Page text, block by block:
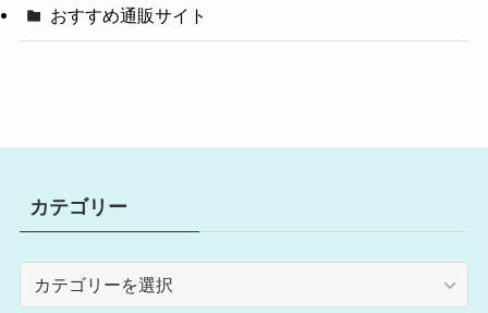
おすすめ通販サイト
カテゴリー